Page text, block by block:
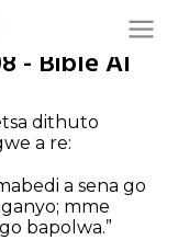
- Bible AI
dithuto
a re:
a sena go
mme
bapolwa.”